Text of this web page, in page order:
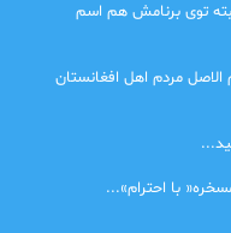
توی برنامش هم اسم
مردم اهل افغانستان
با احترام»...